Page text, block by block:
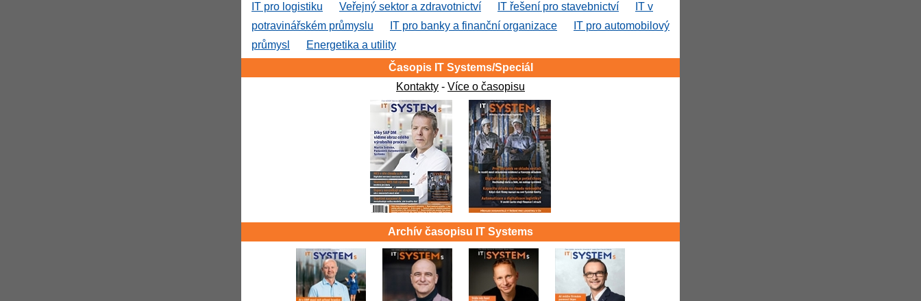
IT pro logistiku
Veřejný sektor a zdravotnictví IT řešení pro stavebnictví
IT v
potravinářském průmyslu
IT pro banky a finanční organizace
IT pro automobilový
průmysl
Energetika a utility
Časopis IT Systems/Speciál
Kontakty - Více o časopisu
Archív časopisu IT Systems